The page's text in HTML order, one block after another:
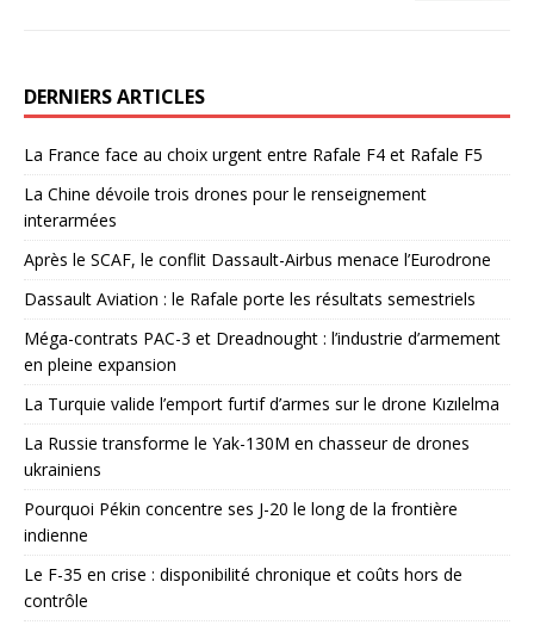
DERNIERS ARTICLES
La France face au choix urgent entre Rafale F4 et Rafale F5
La Chine dévoile trois drones pour le renseignement
interarmées
Après le SCAF, le conflit Dassault-Airbus menace l’Eurodrone
Dassault Aviation : le Rafale porte les résultats semestriels
Méga-contrats PAC-3 et Dreadnought : l’industrie d’armement
en pleine expansion
La Turquie valide l’emport furtif d’armes sur le drone Kızılelma
La Russie transforme le Yak-130M en chasseur de drones
ukrainiens
Pourquoi Pékin concentre ses J-20 le long de la frontière
indienne
Le F-35 en crise : disponibilité chronique et coûts hors de
contrôle